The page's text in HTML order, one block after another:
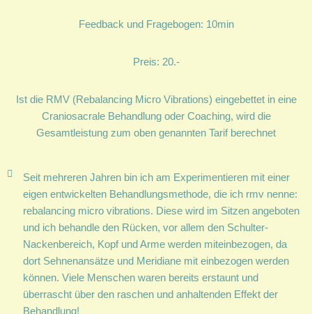
Feedback und Fragebogen: 10min
Preis: 20.-
Ist die RMV (Rebalancing Micro Vibrations) eingebettet in eine
Craniosacrale Behandlung oder Coaching, wird die
Gesamtleistung zum oben genannten Tarif berechnet
Seit mehreren Jahren bin ich am Experimentieren mit einer
eigen entwickelten Behandlungsmethode, die ich rmv nenne:
rebalancing micro vibrations. Diese wird im Sitzen angeboten
und ich behandle den Rücken, vor allem den Schulter-
Nackenbereich, Kopf und Arme werden miteinbezogen, da
dort Sehnenansätze und Meridiane mit einbezogen werden
können. Viele Menschen waren bereits erstaunt und
überrascht über den raschen und anhaltenden Effekt der
Behandlung!